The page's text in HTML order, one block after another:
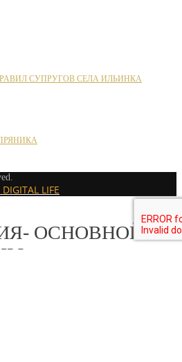
СУПРУГОВ СЕЛА ИЛЬИНКА
DIGITAL LIFE
ОСНОВНОЙ